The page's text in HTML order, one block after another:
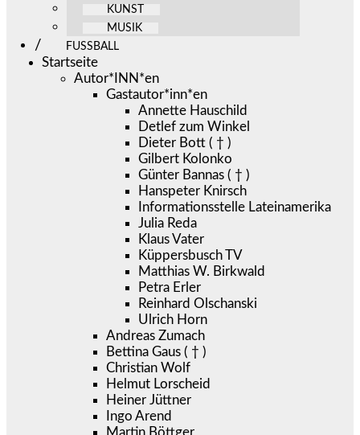
KUNST
MUSIK
FUSSBALL
Startseite
Autor*INN*en
Gastautor*inn*en
Annette Hauschild
Detlef zum Winkel
Dieter Bott ( † )
Gilbert Kolonko
Günter Bannas ( † )
Hanspeter Knirsch
Informationsstelle Lateinamerika
Julia Reda
Klaus Vater
Küppersbusch TV
Matthias W. Birkwald
Petra Erler
Reinhard Olschanski
Ulrich Horn
Andreas Zumach
Bettina Gaus ( † )
Christian Wolf
Helmut Lorscheid
Heiner Jüttner
Ingo Arend
Martin Böttger